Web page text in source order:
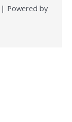
| Powered by